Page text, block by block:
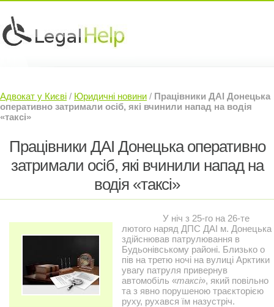
Судовий Адвокат »
Контакти »
Адвокат у Києві / Юридичні новини / Працівники ДАІ Донецька
оперативно затримали осіб, які вчинили напад на водія
«таксі»
Працівники ДАІ Донецька оперативно
затримали осіб, які вчинили напад на
водія «таксі»
У ніч з 25-го на 26-те
лютого наряд ДПС ДАІ м. Донецька
здійснював патрулювання в
Будьонівському районі. Близько о
пів на третю ночі на вулиці Арктики
увагу патруля привернув
автомобіль «таксі», який повільно
та з явно порушеною траєкторією
руху, рухався їм назустріч.